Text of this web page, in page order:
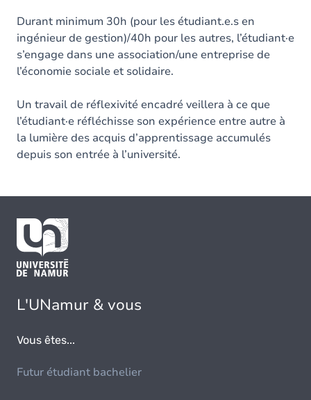
Durant minimum 30h (pour les étudiant.e.s en
ingénieur de gestion)/40h pour les autres, l’étudiant·e
s’engage dans une association/une entreprise de
l’économie sociale et solidaire.
Un travail de réflexivité encadré veillera à ce que
l’étudiant·e réfléchisse son expérience entre autre à
la lumière des acquis d’apprentissage accumulés
depuis son entrée à l’université.
L'UNamur & vous
Vous êtes...
Futur étudiant bachelier